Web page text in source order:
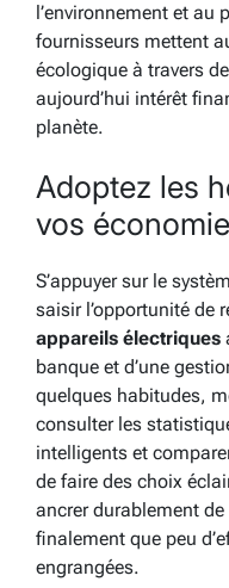
l’environnement et au
fournisseurs mettent
écologique à travers
aujourd’hui intérêt
planète.
Adoptez les
vos
S’appuyer sur le
saisir l’opportunité de
appareils électriques
banque et d’une
quelques habitudes,
consulter les
intelligents et
de faire des choix
ancrer durablement
finalement que peu
engrangées.